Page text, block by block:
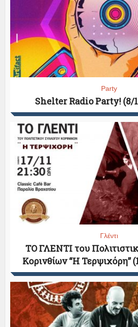
Party
Shelter Radio Party! (8/
Γλέντι
TO ΓΛΕΝΤΙ του
Κορινθίων “Η Τερψιχόρη”